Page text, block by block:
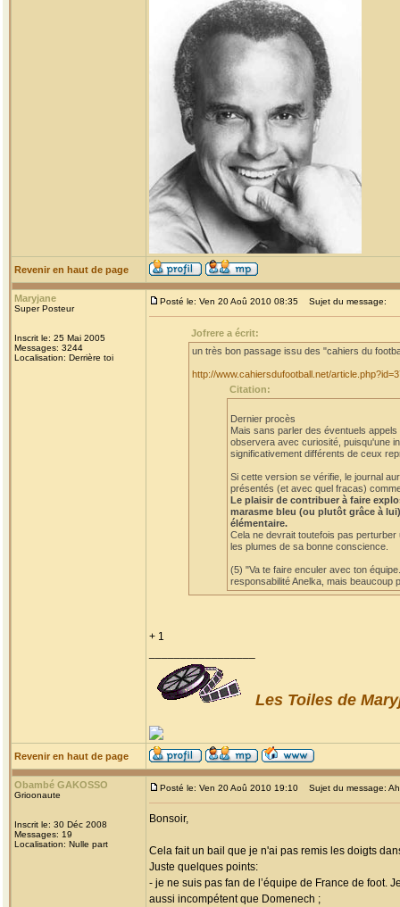
Revenir en haut de page
Maryjane
Super Posteur
Inscrit le: 25 Mai 2005
Messages: 3244
Localisation: Derrière toi
Posté le: Ven 20 Aoû 2010 08:35 Sujet du message:
Jofrere a écrit:
un très bon passage issu des "cahiers du
http://www.cahiersdufootball.net/
Citation:
Dernier procès
Mais sans parler des éventuels
observera avec curiosité, puisqu'une
significativement différents de ceux
Si cette version se vérifie, le journal
présentés (et avec quel fracas)
Le plaisir de contribuer à faire
marasme bleu (ou plutôt grâce à
élémentaire.
Cela ne devrait toutefois pas
les plumes de sa bonne conscience.
(5) "Va te faire enculer avec ton
responsabilité Anelka, mais beaucoup
+ 1
Les Toiles de
Revenir en haut de page
Obambé GAKOSSO
Grioonaute
Inscrit le: 30 Déc 2008
Messages: 19
Localisation: Nulle part
Posté le: Ven 20 Aoû 2010 19:10 Sujet du message:
Bonsoir,
Cela fait un bail que je n'ai pas remis les doigts
Juste quelques points:
- je ne suis pas fan de l’équipe de France de foot.
aussi incompétent que Domenech ;